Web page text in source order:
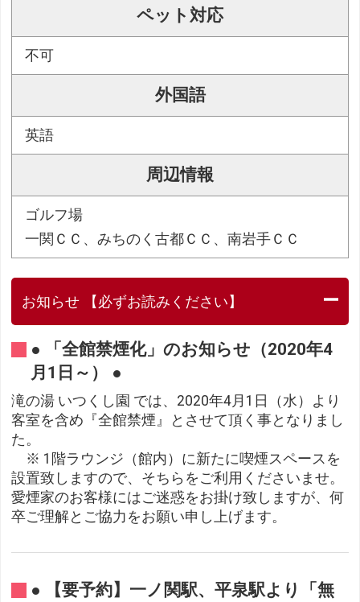
ペット対応
不可
外国語
英語
周辺情報
ゴルフ場
一関ＣＣ、みちのく古都ＣＣ、南岩手ＣＣ
お知らせ 【必ずお読みください】
● 「全館禁煙化」のお知らせ（2020年4
月1日～） ●
滝の湯 いつくし園 では、2020年4月1日（水）より
客室を含め『全館禁煙』とさせて頂く事となりまし
た。
※ 1階ラウンジ（館内）に新たに喫煙スペースを
設置致しますので、そちらをご利用くださいませ。
愛煙家のお客様にはご迷惑をお掛け致しますが、何
卒ご理解とご協力をお願い申し上げます。
● 【要予約】一ノ関駅、平泉駅より「無